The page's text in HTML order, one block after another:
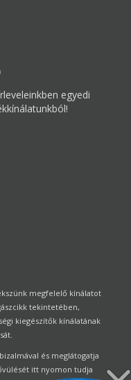
egyedi
megfelelő kínálatot
tekintetében,
kiegészítők kínálatának
és meglátogatja
itt nyomon tudja